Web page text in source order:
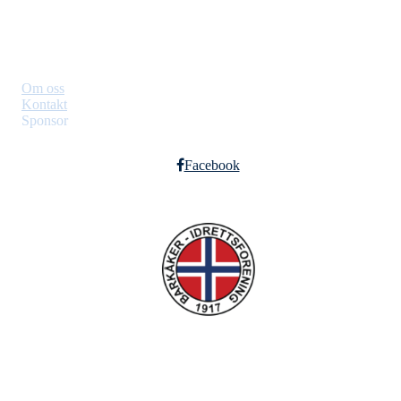
Om oss
Kontakt
Sponsor
Facebook